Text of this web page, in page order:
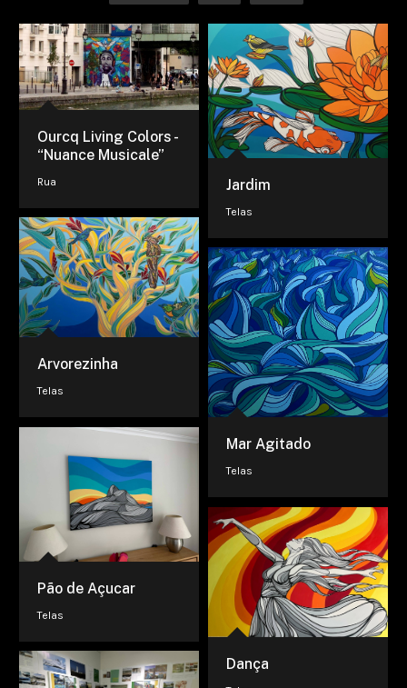
Ourcq Living Colors -
“Nuance Musicale”
Rua Jardim
Telas
Arvorezinha
Telas
Mar Agitado
Telas
Pão de Açucar
Telas
Dança